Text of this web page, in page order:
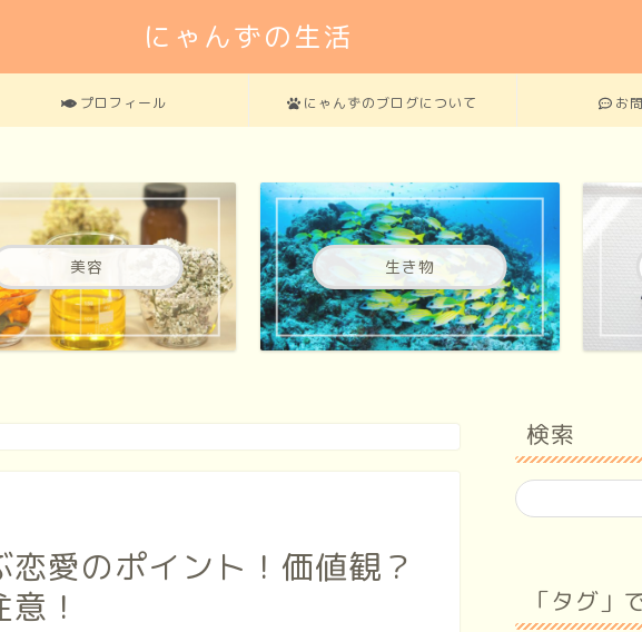
にゃんずの生活
プロフィール にゃんずのブログについて お
美容 生き物
愛のポイント！価値観？
！
検索
「タグ」